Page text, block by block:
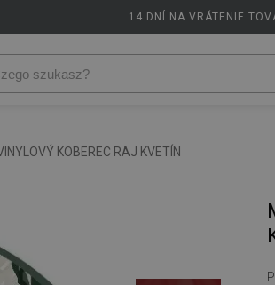
14 DNÍ NA VRÁTENIE
KOBEREC RAJ KVETÍN